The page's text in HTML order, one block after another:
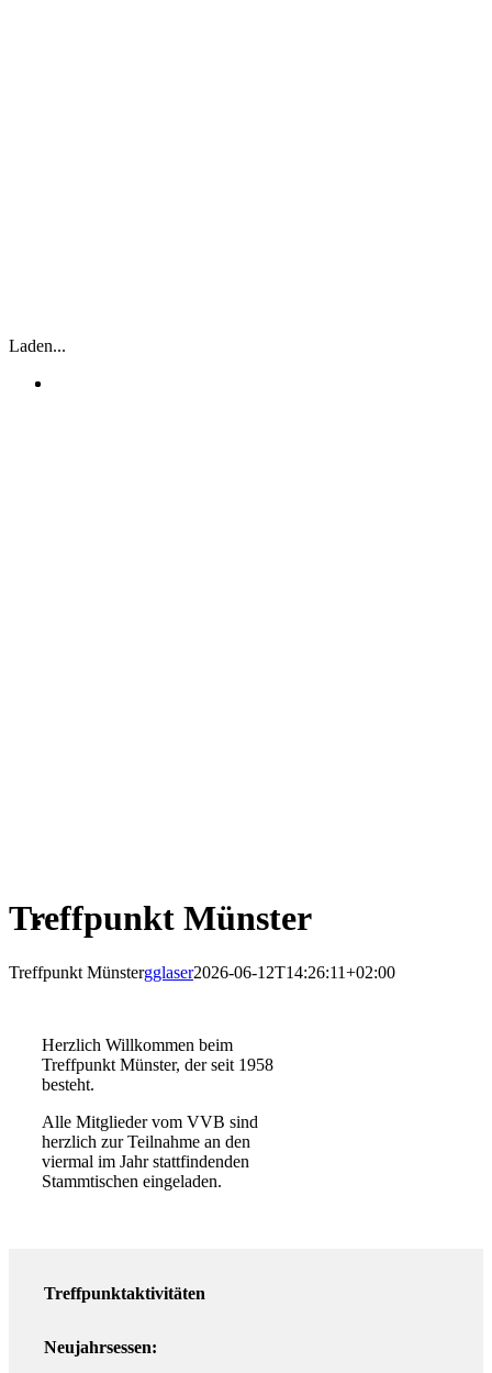
Laden...
Treffpunkt Münster
Treffpunkt Münstergglaser2026-06-12T14:26:11+02:00
Herzlich Willkommen beim
Treffpunkt Münster, der seit 1958
besteht.
Alle Mitglieder vom VVB sind
herzlich zur Teilnahme an den
viermal im Jahr stattfindenden
Stammtischen eingeladen.
Treffpunktaktivitäten
Neujahrsessen: